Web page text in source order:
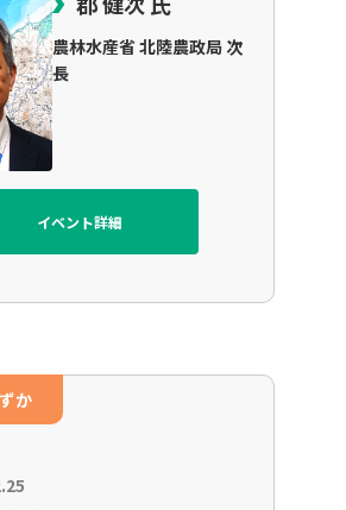
農林水産省 北陸農政局 次
長
イベント詳細
か